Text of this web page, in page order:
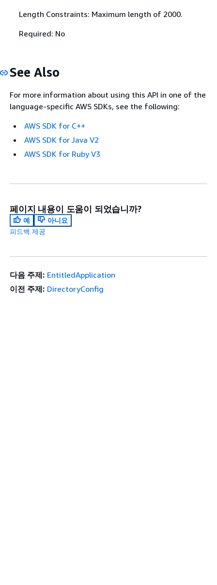
Length Constraints: Maximum length of 2000.
Required: No
See Also
For more information about using this API in one of the
language-specific AWS SDKs, see the following:
AWS SDK for C++
AWS SDK for Java V2
AWS SDK for Ruby V3
페이지 내용이 도움이 되었습니까?
예
아니요
피드백 제공
다음 주제: EntitledApplication
이전 주제: DirectoryConfig